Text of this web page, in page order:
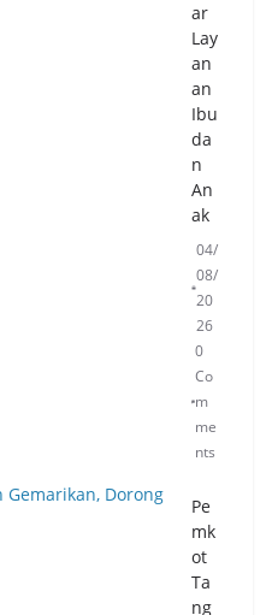
ar
Lay
an
an
Ibu
da
n
An
ak
04/
08/
20
26
0
Co
m
me
nts
Pe
mk
ot
Ta
ng